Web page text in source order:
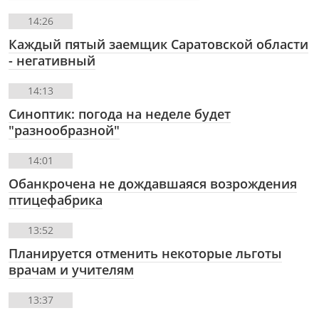
14:26
Каждый пятый заемщик Саратовской области
- негативный
14:13
Синоптик: погода на неделе будет
"разнообразной"
14:01
Обанкрочена не дождавшаяся возрождения
птицефабрика
13:52
Планируется отменить некоторые льготы
врачам и учителям
13:37